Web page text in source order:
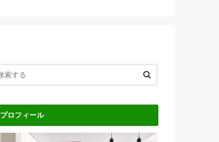
プロフィール